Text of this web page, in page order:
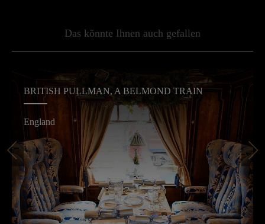
Das könnte Ihnen auch gefallen
BRITISH PULLMAN, A BELMOND TRAIN
England